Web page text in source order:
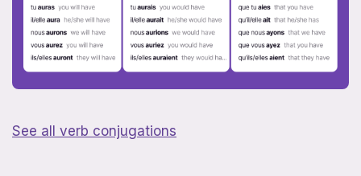
See all verb conjugations